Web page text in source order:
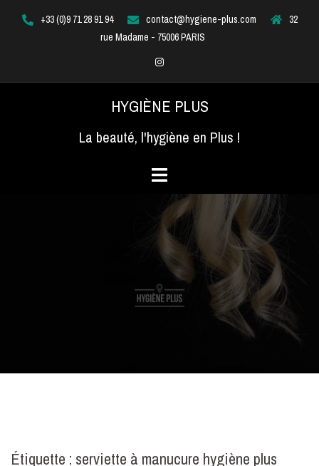
+33 (0)9 71 28 91 94 contact@hygiene-plus.com
32
rue Madame - 75006 PARIS
Instagram
HYGIÈNE PLUS
La beauté, l'hygiène en Plus !
Étiquette : serviette à manucure hygiène plus